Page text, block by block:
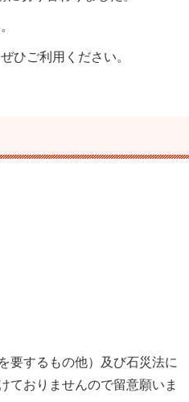
ひご利用ください。
要するもの他）及び石災法に
ておりませんので留意願いま